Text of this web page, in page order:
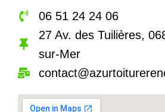
06 51 24 24 06
27 Av. des Tuilières,
sur-Mer